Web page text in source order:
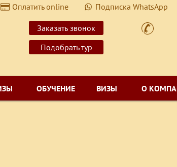
Оплатить online Подписка WhatsApp
Заказать звонок
Подобрать тур
ОБУЧЕНИЕ ВИЗЫ О